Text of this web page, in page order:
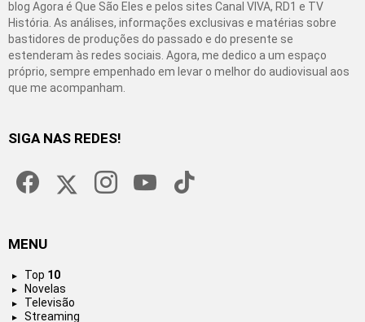
blog Agora é Que São Eles e pelos sites Canal VIVA, RD1 e TV
História. As análises, informações exclusivas e matérias sobre
bastidores de produções do passado e do presente se
estenderam às redes sociais. Agora, me dedico a um espaço
próprio, sempre empenhado em levar o melhor do audiovisual aos
que me acompanham.
SIGA NAS REDES!
MENU
Top 10
Novelas
Televisão
Streaming